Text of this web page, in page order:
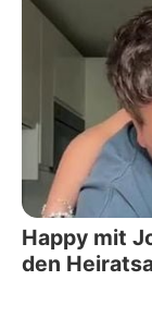
Happy mit
den